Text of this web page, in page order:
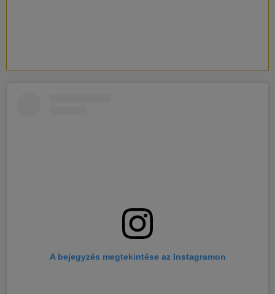
A bejegyzés megtekintése az Instagramon